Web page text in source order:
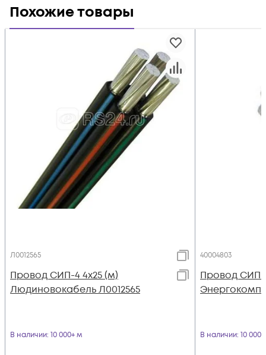
Похожие товары
Л0012565
Провод СИП-4 4х25 (м)
Людиновокабель Л0012565
В наличии: 10 000+ м
40004803
Провод СИП-
В наличии: 10